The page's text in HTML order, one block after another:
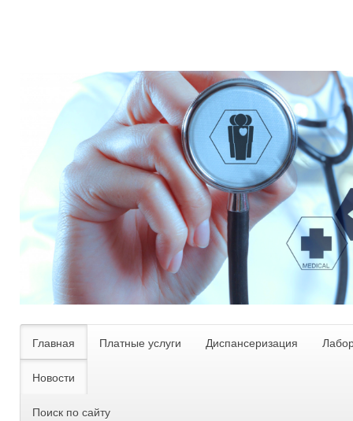
Главная Платные услуги Диспансеризация
Новости
Поиск по сайту